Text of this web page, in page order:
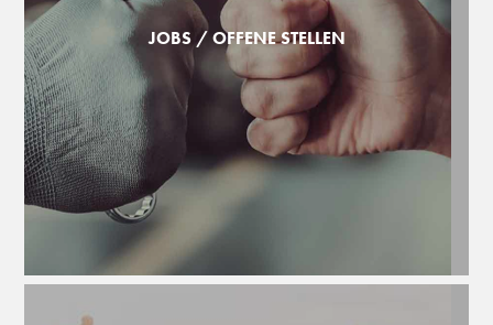
JOBS / OFFENE STELLEN